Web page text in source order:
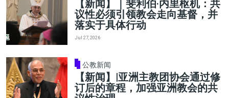
【新闻】｜斐利伯·内里枢机：共
议性必须引领教会走向基督，并
落实于具体行动
Jul 27, 2026
公教新闻
【新闻】|亚洲主教团协会通过修
订后的章程，加强亚洲教会的共